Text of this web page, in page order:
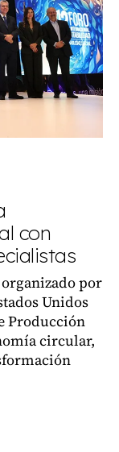
con
por
Unidos
Producción
circular,